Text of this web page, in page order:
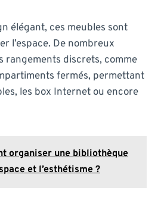
élégant, ces meubles sont
l’espace. De nombreux
rangements discrets, comme
fermés, permettant
les box Internet ou encore
organiser une bibliothèque
et l’esthétisme ?